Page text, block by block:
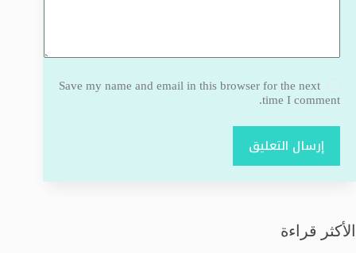
Save my name and email in this browser for the next
time I comment.
إرسال التعليق
الأكثر قراءة